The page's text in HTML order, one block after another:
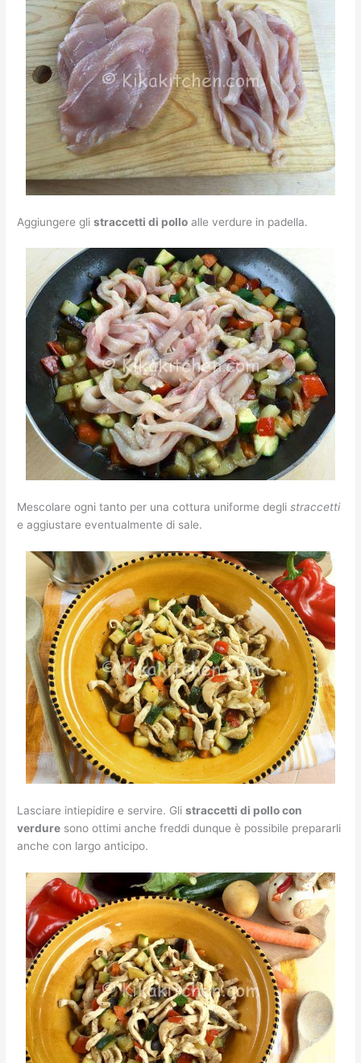
Aggiungere glistraccetti di pollo alle verdure in padella.
Mescolare ogni tanto per una cottura uniforme deglistraccetti
e aggiustare eventualmente di sale.
Lasciare intiepidire e servire. Glistraccetti di pollo con
verdure sono ottimi anche freddi dunque è possibile prepararli
anche con largo anticipo.